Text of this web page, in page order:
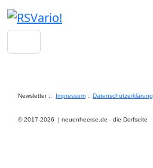
Newsletter :: Impressum :: Datenschutzerklärung
© 2017-2026 | neuenheerse.de - die Dorfseite